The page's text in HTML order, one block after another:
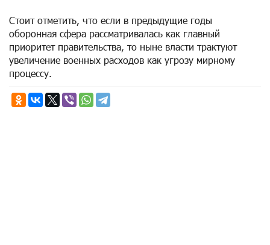
Стоит отметить, что если в предыдущие годы
оборонная сфера рассматривалась как главный
приоритет правительства, то ныне власти трактуют
увеличение военных расходов как угрозу мирному
процессу.